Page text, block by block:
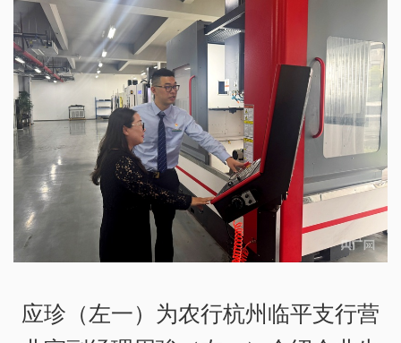
应珍（左一）为农行杭州临平支行营